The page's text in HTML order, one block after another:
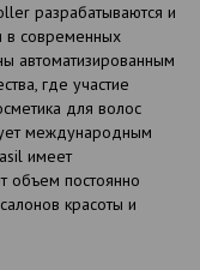
разрабатываются и
в современных
автоматизированным
где участие
для волос
международным
имеет
объем постоянно
красоты и